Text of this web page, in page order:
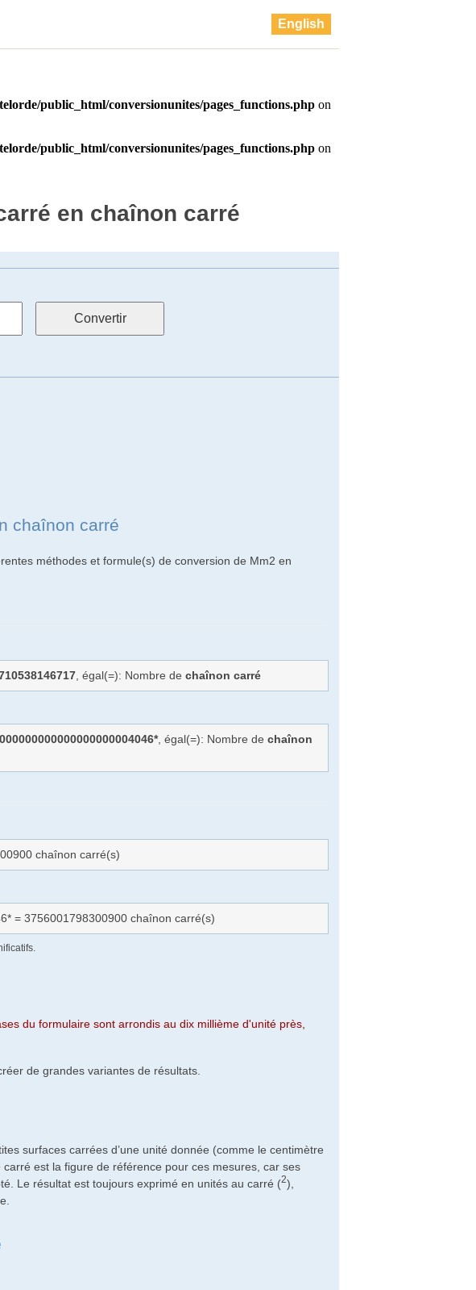
English
en chaînon carré
chaînon carré
méthodes et formule(s) de conversion de Mm2 en
, égal(=): Nombre dechaînon carré
, égal(=): Nombre dechaînon
chaînon carré(s)
= 3756001798300900 chaînon carré(s)
du formulaire sont arrondis au dix millième d'unité près,
de grandes variantes de résultats.
surfaces carrées d’une unité donnée (comme le centimètre
est la figure de référence pour ces mesures, car ses
Le résultat est toujours exprimé en unités au carré (2),